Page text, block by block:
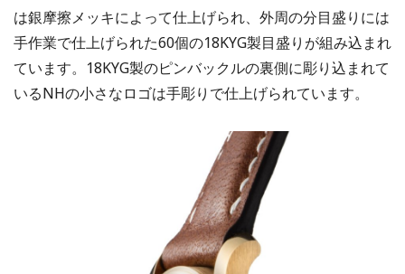
は銀摩擦メッキによって仕上げられ、外周の分目盛りには
手作業で仕上げられた60個の18KYG製目盛りが組み込まれ
ています。18KYG製のピンバックルの裏側に彫り込まれて
いるNHの小さなロゴは手彫りで仕上げられています。